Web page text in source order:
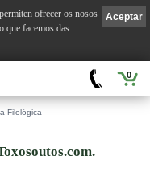
0
Filológica
Aceptar
ofrecer os nosos
que facemos das